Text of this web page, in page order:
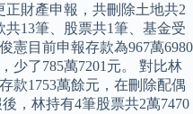
正財產申報，共刪除土地共2
13筆、股票共1筆、基金受
憲目前申報存款為967萬6980
少了785萬7201元。 對比林
款1753萬餘元，在刪除配偶
，林持有4筆股票共2萬7470